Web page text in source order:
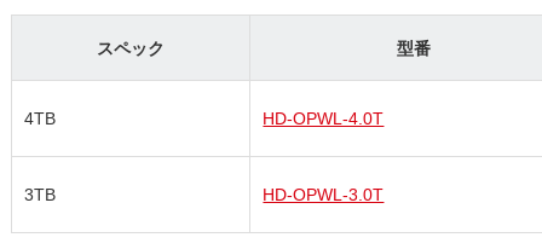
スペック 型番
4TB HD-OPWL-4.0T
3TB HD-OPWL-3.0T